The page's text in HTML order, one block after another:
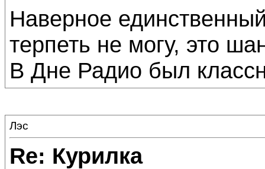
Наверное
терпеть не могу, это
В Дне Радио был
Лэс
Re: Курилка